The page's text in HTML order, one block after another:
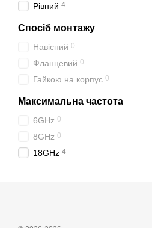
Рівний 4
Спосіб монтажу
Навісний 0
Фланцевий 0
Гайкою на корпус 0
Максимальна частота
6GHz 0
8GHz 0
18GHz 4